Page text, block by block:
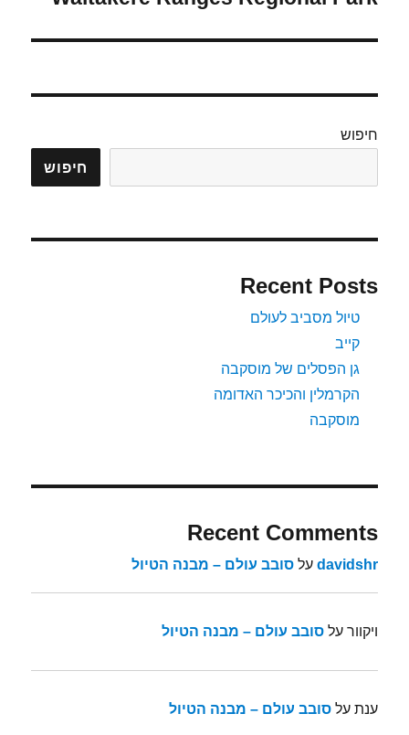
חיפוש
חיפוש
Recent Posts
טיול מסביב לעולם
קייב
גן הפסלים של מוסקבה
הקרמלין והכיכר האדומה
מוסקבה
Recent Comments
davidshr עלסובב עולם – מבנה הטיול
ויקוור עלסובב עולם – מבנה הטיול
ענת עלסובב עולם – מבנה הטיול